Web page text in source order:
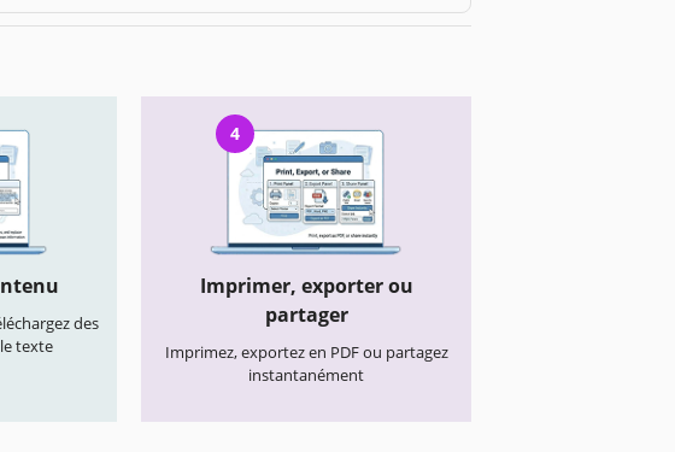
des
le texte
4
Imprimer, exporter ou
partager
Imprimez, exportez en PDF ou partagez
instantanément